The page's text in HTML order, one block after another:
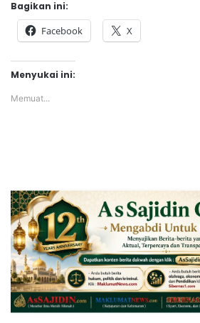
Bagikan ini:
Facebook X
Menyukai ini:
Memuat...